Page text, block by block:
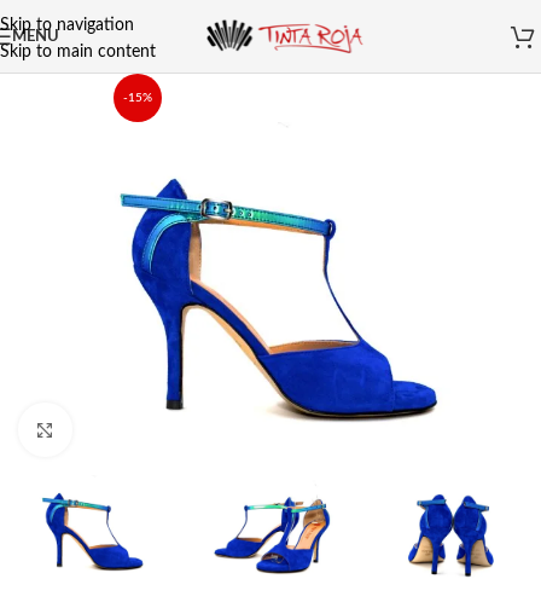
Skip to navigation
Skip to main content
MENU
-15%